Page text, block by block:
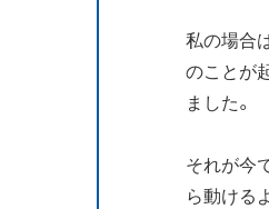
私の場合
のことが
ました。
それが今
ら動ける